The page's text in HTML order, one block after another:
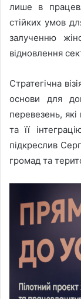
лише в
стійких умов
залученню
відновлення
Стратегічна
основи для
перевезень,
та її
підкреслив
громад та